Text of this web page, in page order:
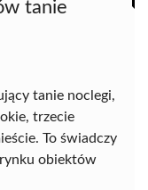
tanie
tanie noclegi,
trzecie
To świadczy
obiektów